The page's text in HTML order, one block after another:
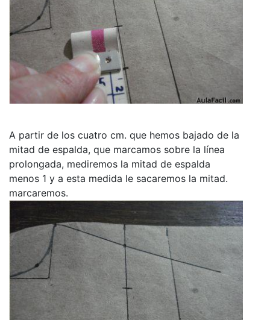
A partir de los cuatro cm. que hemos bajado de la
mitad de espalda, que marcamos sobre la línea
prolongada, mediremos la mitad de espalda
menos 1 y a esta medida le sacaremos la mitad.
marcaremos.